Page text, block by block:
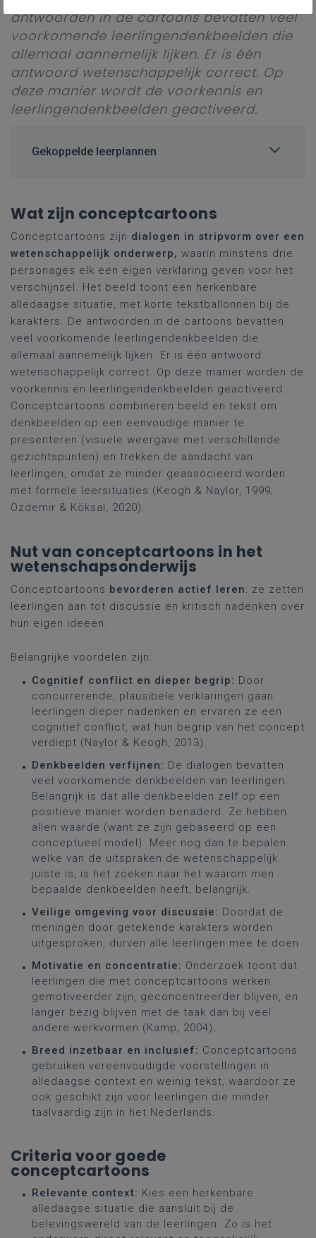
antwoorden in de cartoons bevatten veel
voorkomende leerlingendenkbeelden die
allemaal aannemelijk lijken. Er is één
antwoord wetenschappelijk correct. Op
deze manier wordt de voorkennis en
leerlingendenkbeelden geactiveerd.
Gekoppelde leerplannen
Wat zijn conceptcartoons
Conceptcartoons zijn dialogen in stripvorm over een
wetenschappelijk onderwerp, waarin minstens drie
personages elk een eigen verklaring geven voor het
verschijnsel. Het beeld toont een herkenbare
alledaagse situatie, met korte tekstballonnen bij de
karakters. De antwoorden in de cartoons bevatten
veel voorkomende leerlingendenkbeelden die
allemaal aannemelijk lijken. Er is één antwoord
wetenschappelijk correct. Op deze manier worden de
voorkennis en leerlingendenkbeelden geactiveerd.
Conceptcartoons combineren beeld en tekst om
denkbeelden op een eenvoudige manier te
presenteren (visuele weergave met verschillende
gezichtspunten) en trekken de aandacht van
leerlingen, omdat ze minder geassocieerd worden
met formele leersituaties (Keogh & Naylor, 1999;
Özdemir & Köksal, 2020).
Nut van conceptcartoons in het
wetenschapsonderwijs
Conceptcartoons bevorderen actief leren: ze zetten
leerlingen aan tot discussie en kritisch nadenken over
hun eigen ideeën.
Belangrijke voordelen zijn:
Cognitief conflict en dieper begrip: Door
concurrerende, plausibele verklaringen gaan
leerlingen dieper nadenken en ervaren ze een
cognitief conflict, wat hun begrip van het concept
verdiept (Naylor & Keogh, 2013).
Denkbeelden verfijnen: De dialogen bevatten
veel voorkomende denkbeelden van leerlingen.
Belangrijk is dat alle denkbeelden zelf op een
positieve manier worden benaderd. Ze hebben
allen waarde (want ze zijn gebaseerd op een
conceptueel model). Meer nog dan te bepalen
welke van de uitspraken de wetenschappelijk
juiste is, is het zoeken naar het waarom men
bepaalde denkbeelden heeft, belangrijk.
Veilige omgeving voor discussie: Doordat de
meningen door getekende karakters worden
uitgesproken, durven alle leerlingen mee te doen.
Motivatie en concentratie: Onderzoek toont dat
leerlingen die met conceptcartoons werken
gemotiveerder zijn, geconcentreerder blijven, en
langer bezig blijven met de taak dan bij veel
andere werkvormen (Kamp, 2004).
Breed inzetbaar en inclusief: Conceptcartoons
gebruiken vereenvoudigde voorstellingen in
alledaagse context en weinig tekst, waardoor ze
ook geschikt zijn voor leerlingen die minder
taalvaardig zijn in het Nederlands.
Criteria voor goede
conceptcartoons
Relevante context: Kies een herkenbare
alledaagse situatie die aansluit bij de
belevingswereld van de leerlingen. Zo is het